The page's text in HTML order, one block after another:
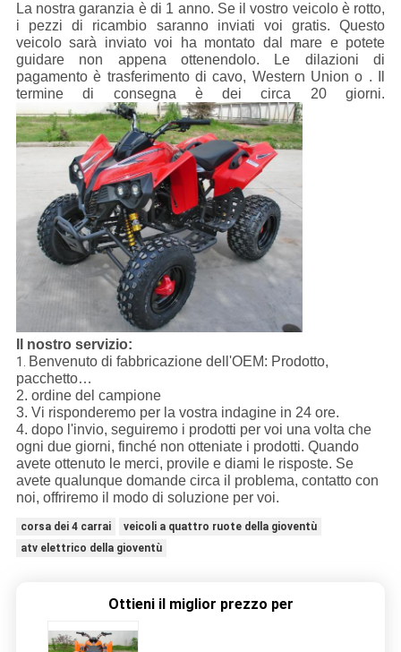
La nostra garanzia è di 1 anno. Se il vostro veicolo è rotto,
i pezzi di ricambio saranno inviati voi gratis. Questo
veicolo sarà inviato voi ha montato dal mare e potete
guidare non appena ottenendolo. Le dilazioni di
pagamento è trasferimento di cavo, Western Union o . Il
termine di consegna è dei circa 20 giorni.
Il nostro servizio:
1.
Benvenuto di fabbricazione dell'OEM: Prodotto,
pacchetto…
2. ordine del campione
3. Vi risponderemo per la vostra indagine in 24 ore.
4. dopo l'invio, seguiremo i prodotti per voi una volta che
ogni due giorni, finché non otteniate i prodotti. Quando
avete ottenuto le merci, provile e diami le risposte. Se
avete qualunque domande circa il problema, contatto con
noi, offriremo il modo di soluzione per voi.
corsa dei 4 carrai
veicoli a quattro ruote della gioventù
atv elettrico della gioventù
Ottieni il miglior prezzo per